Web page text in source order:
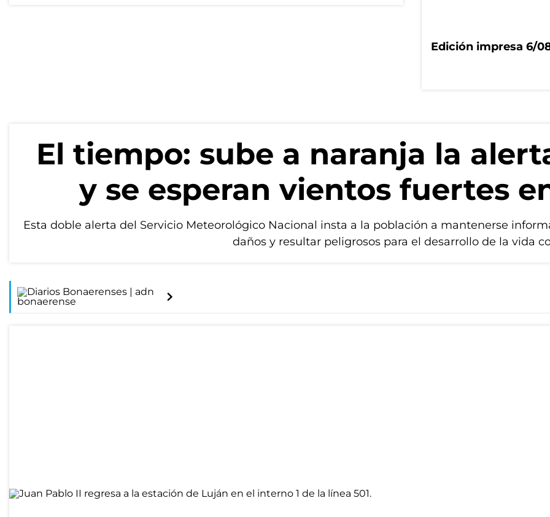
Edición impresa 6/
El tiempo: sube a naranja la
y se esperan vientos fuertes
Esta doble alerta del Servicio Meteorológico Nacional insta a la población a mantenerse
daños y resultar peligrosos para el desarrollo de la vida